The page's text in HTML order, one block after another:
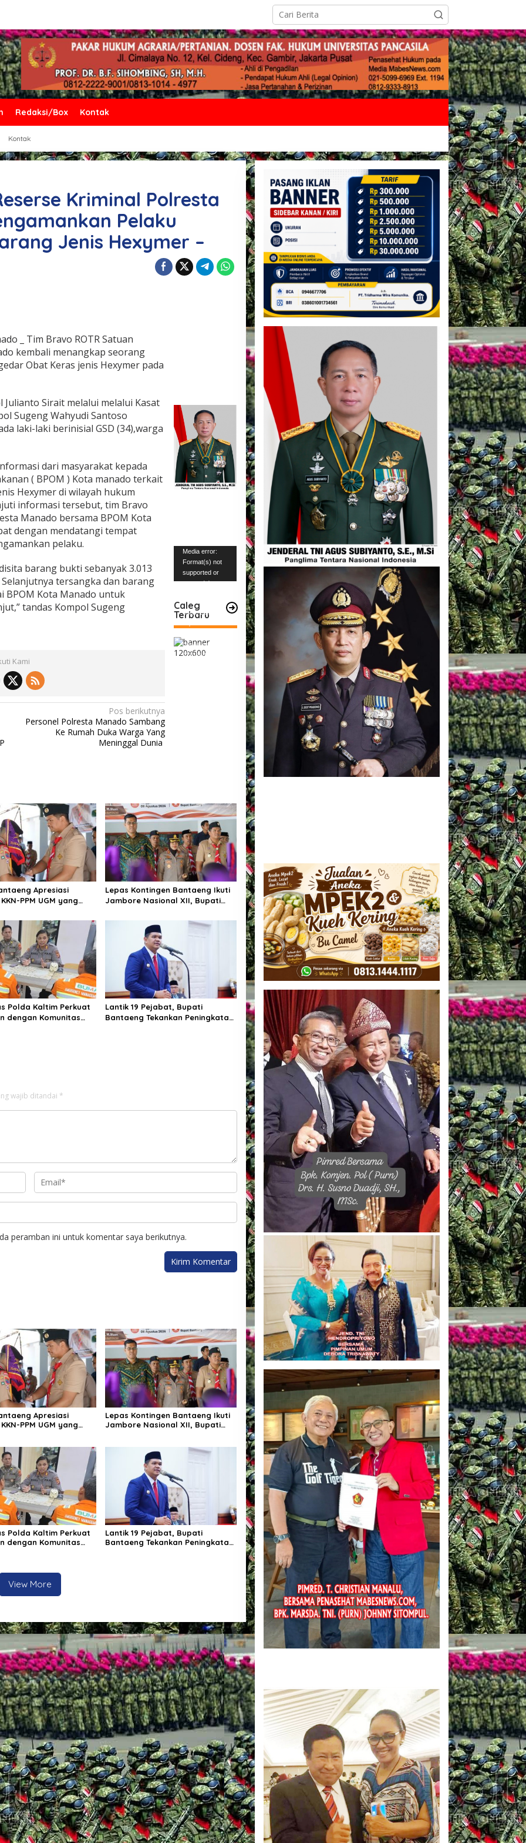
Redaksi/Box Kontak
Kontak
Kriminal Polresta
Pelaku
Jenis Hexymer –
_ Tim Bravo ROTR Satuan
kembali menangkap seorang
Obat Keras jenis Hexymer pada
Sirait melalui melalui Kasat
Sugeng Wahyudi Santoso
laki-laki berinisial GSD (34),warga
dari masyarakat kepada
( BPOM ) Kota manado terkait
Hexymer di wilayah hukum
informasi tersebut, tim Bravo
Manado bersama BPOM Kota
dengan mendatangi tempat
pelaku.
barang bukti sebanyak 3.013
tersangka dan barang
BPOM Kota Manado untuk
tandas Kompol Sugeng
Kami
Pos berikutnya
Personel Polresta Manado Sambang
Ke Rumah Duka Warga Yang
Meninggal Dunia
Pemutar
Video
Media error:
Format(s) not
supported or
source(s) not
Unduh Berkas:
content/uploads/2
023/12/VID-
Caleg
Terbaru
Apresiasi
PPM UGM yang
Lepas Kontingen Bantaeng Ikuti
Jambore Nasional XII, Bupati
Kebersamaan”
Polda Kaltim Perkuat
dengan Komunitas
Lantik 19 Pejabat, Bupati
Bantaeng Tekankan Peningkatan
wajib ditandai *
peramban ini untuk komentar saya berikutnya.
Apresiasi
PPM UGM yang
Lepas Kontingen Bantaeng Ikuti
Jambore Nasional XII, Bupati
Polda Kaltim Perkuat
dengan Komunitas
Lantik 19 Pejabat, Bupati
Bantaeng Tekankan Peningkatan
View More